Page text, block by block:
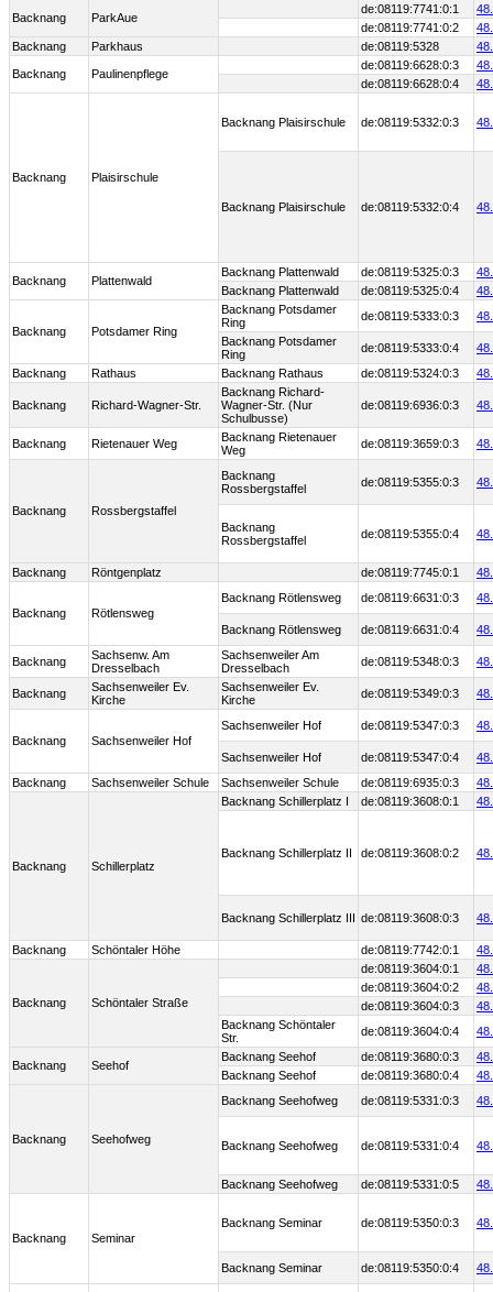
Backnang ParkAue
de:08119:7741:0:1
de:08119:7741:0:2
Backnang
Parkhaus de:08119:5328
Backnang Paulinenpflege
de:08119:6628:0:3
de:08119:6628:0:4
Backnang Plaisirschule
Backnang Plaisirschule de:08119:5332:0:3
Backnang Plaisirschule de:08119:5332:0:4
Backnang Plattenwald
Backnang Plattenwald de:08119:5325:0:3
Backnang Plattenwald
de:08119:5325:0:4
Backnang Potsdamer Ring
Backnang Potsdamer
Ring
de:08119:5333:0:3
Backnang Potsdamer
Ring
de:08119:5333:0:4
Backnang
Rathaus Backnang Rathaus de:08119:5324:0:3
Backnang Richard-Wagner-Str.
Backnang Richard-
Wagner-Str. (Nur
Schulbusse)
de:08119:6936:0:3
Backnang Rietenauer Weg
Backnang Rietenauer
Weg
de:08119:3659:0:3
Backnang Rossbergstaffel
Backnang
Rossbergstaffel
de:08119:5355:0:3
Backnang
Rossbergstaffel
de:08119:5355:0:4
Backnang Röntgenplatz de:08119:7745:0:1
Backnang Rötlensweg
Backnang Rötlensweg de:08119:6631:0:3
Backnang Rötlensweg de:08119:6631:0:4
Backnang
Sachsenw. Am
Dresselbach
Sachsenweiler Am
Dresselbach
de:08119:5348:0:3
Backnang
Sachsenweiler Ev.
Kirche
Sachsenweiler Ev.
Kirche
de:08119:5349:0:3
Backnang Sachsenweiler Hof
Sachsenweiler Hof de:08119:5347:0:3
Sachsenweiler Hof de:08119:5347:0:4
Backnang
Sachsenweiler Schule Sachsenweiler Schule de:08119:6935:0:3
Backnang Schillerplatz
Backnang Schillerplatz I de:08119:3608:0:1
Backnang Schillerplatz II de:08119:3608:0:2
Backnang Schillerplatz III de:08119:3608:0:3
Backnang Schöntaler Höhe de:08119:7742:0:1
Backnang Schöntaler Straße
de:08119:3604:0:1
de:08119:3604:0:2
de:08119:3604:0:3
Backnang Schöntaler
Str.
de:08119:3604:0:4
Backnang Seehof
Backnang Seehof de:08119:3680:0:3
Backnang Seehof
de:08119:3680:0:4
Backnang Seehofweg
Backnang Seehofweg de:08119:5331:0:3
Backnang Seehofweg de:08119:5331:0:4
Backnang Seehofweg de:08119:5331:0:5
Backnang Seminar
Backnang Seminar de:08119:5350:0:3
Backnang Seminar de:08119:5350:0:4